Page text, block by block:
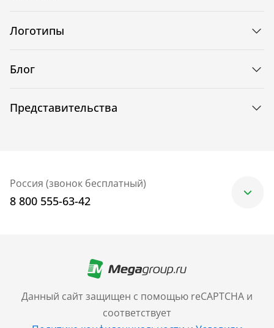
Данный сайт защищен с помощью reCAPTCHA и
соответствует
Логотипы
Блог
Представительства
Россия (звонок бесплатный)
8 800 555-63-42
+7 (499) 705-30-10
Санкт-Петербург
+7 (812) 600-77-33